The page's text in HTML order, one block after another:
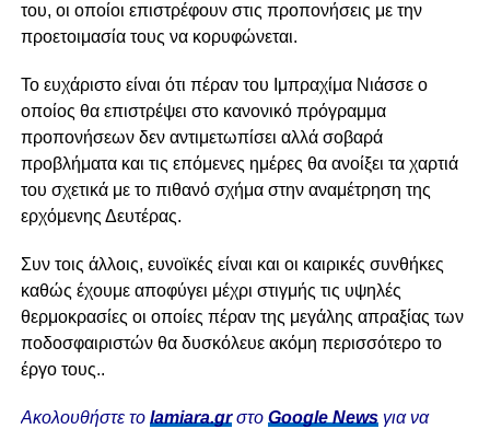
του, οι οποίοι επιστρέφουν στις προπονήσεις με την
προετοιμασία τους να κορυφώνεται.
Το ευχάριστο είναι ότι πέραν του Ιμπραχίμα Νιάσσε ο
οποίος θα επιστρέψει στο κανονικό πρόγραμμα
προπονήσεων δεν αντιμετωπίσει αλλά σοβαρά
προβλήματα και τις επόμενες ημέρες θα ανοίξει τα χαρτιά
του σχετικά με το πιθανό σχήμα στην αναμέτρηση της
ερχόμενης Δευτέρας.
Συν τοις άλλοις, ευνοϊκές είναι και οι καιρικές συνθήκες
καθώς έχουμε αποφύγει μέχρι στιγμής τις υψηλές
θερμοκρασίες οι οποίες πέραν της μεγάλης απραξίας των
ποδοσφαιριστών θα δυσκόλευε ακόμη περισσότερο το
έργο τους..
Ακολουθήστε το lamiara.grστο Google Newsγια να